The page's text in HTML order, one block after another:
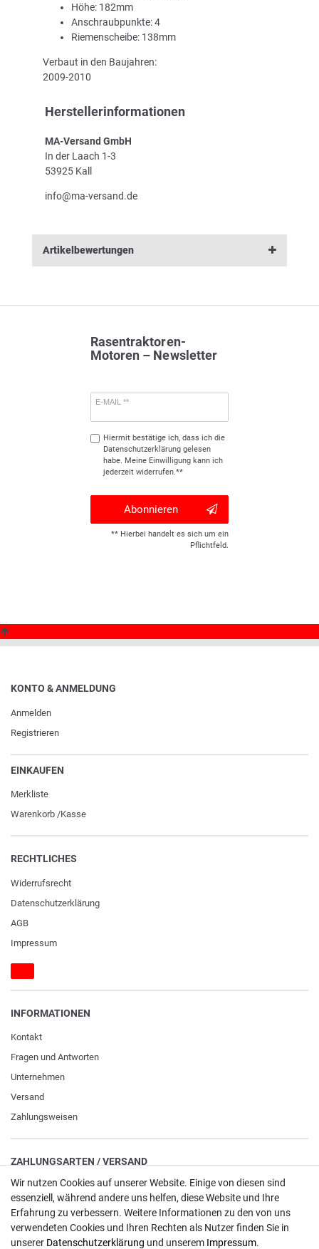
Höhe: 182mm
Anschraubpunkte: 4
Riemenscheibe: 138mm
Verbaut in den Baujahren:
2009-2010
Herstellerinformationen
MA-Versand GmbH
In der Laach 1-3
53925 Kall
info@ma-versand.de
Artikelbewertungen
Rasentraktoren-
Motoren – Newsletter
E-MAIL **
Hiermit bestätige ich, dass ich die
Daten­schutz­erklärunggelesen
habe. Meine Einwilligung kann ich
jederzeit widerrufen.**
Abonnieren
** Hierbei handelt es sich um ein
Pflichtfeld.
KONTO & ANMELDUNG
Anmelden
Registrieren
EINKAUFEN
Merkliste
Warenkorb /Kasse
RECHTLICHES
Widerrufs­recht
Daten­schutz­erklärung
AGB
Impressum
INFORMATIONEN
Kontakt
Fragen und Antworten
Unternehmen
Versand
Zahlungsweisen
ZAHLUNGSARTEN / VERSAND
VISA / Mastercard
Vorkasse
Wir nutzen Cookies auf unserer Website. Einige von diesen sind
essenziell, während andere uns helfen, diese Website und Ihre
Erfahrung zu verbessern. Weitere Informationen zu den von uns
verwendeten Cookies und Ihren Rechten als Nutzer finden Sie in
unserer Daten­schutz­erklärung und unserem Impressum.